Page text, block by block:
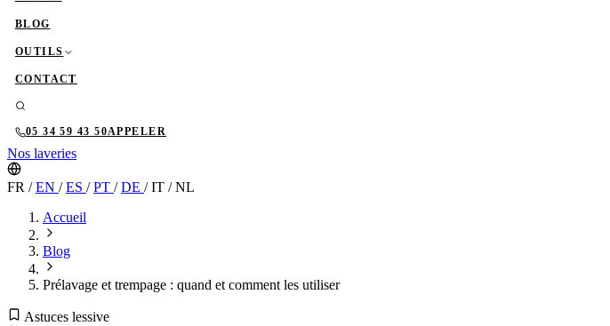
BLOG
OUTILS
CONTACT
05 34 59 43 50APPELER
Nos laveries
FR /EN /ES /PT /DE /IT /NL
Accueil
Blog
Prélavage et trempage : quand et comment les utiliser
Astuces lessive